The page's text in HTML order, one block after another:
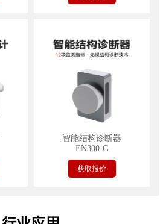
智能结构诊断器
EN300-G
获取报价